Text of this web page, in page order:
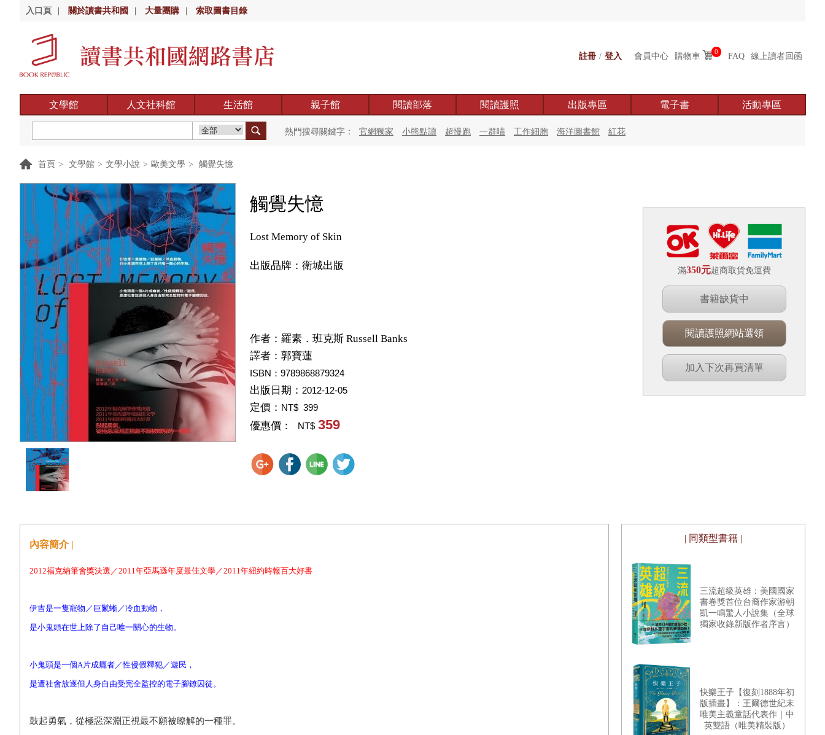
入口頁 關於讀書共和國 大量團購 索取圖書目錄
註冊 / 登入 會員中心 購物車 0 FAQ 線上讀者回函
文學館 人文社科館 生活館 親子館 閱讀部落 閱讀護照 出版專區 電子書 活動專區
熱門搜尋關鍵字： 官網獨家 小熊點讀 超慢跑 一群喵 工作細胞 海洋圖書館 紅花
首頁 > 文學館 > 文學小說 > 歐美文學 > 觸覺失憶
觸覺失憶
Lost Memory of Skin
出版品牌：衛城出版
作者： 羅素．班克斯 Russell Banks
譯者： 郭寶蓮
ISBN：9789868879324
出版日期： 2012-12-05
定價： NT$ 399
優惠價： NT$ 359
滿350元超商取貨免運費
書籍缺貨中
閱讀護照網站選領
加入下次再買清單
內容簡介 |
2012福克納筆會獎決選／2011年亞馬遜年度最佳文學／2011年紐約時報百大好書
伊吉是一隻寵物／巨鬣蜥／冷血動物，
是小鬼頭在世上除了自己唯一關心的生物。
小鬼頭是一個A片成癮者／性侵假釋犯／遊民，
是遭社會放逐但人身自由受完全監控的電子腳鐐囚徒。
鼓起勇氣，從極惡深淵正視最不願被瞭解的一種罪。
| 同類型書籍 |
三流超級英雄：美國國家
書卷獎首位台裔作家游朝
凱一鳴驚人小說集（全球
獨家收錄新版作者序言）
快樂王子【復刻1888年初
版插畫】：王爾德世紀末
唯美主義童話代表作｜中
英雙語（唯美精裝版）